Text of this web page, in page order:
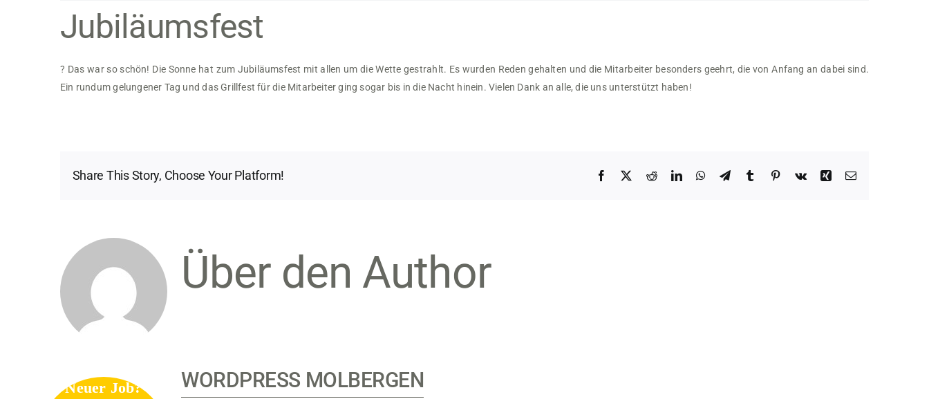
Jubiläumsfest
? Das war so schön! Die Sonne hat zum Jubiläumsfest mit allen um die Wette gestrahlt. Es wurden Reden gehalten und die Mitarbeiter besonders geehrt, die von Anfang an dabei sind.
Ein rundum gelungener Tag und das Grillfest für die Mitarbeiter ging sogar bis in die Nacht hinein. Vielen Dank an alle, die uns unterstützt haben!
Share This Story, Choose Your Platform! Facebook RedditLinkedInWhatsApp
TelegramTumblrPinterest
Vk Xing E-
Über den Author
WORDPRESS MOLBERGEN
Neuer Job?